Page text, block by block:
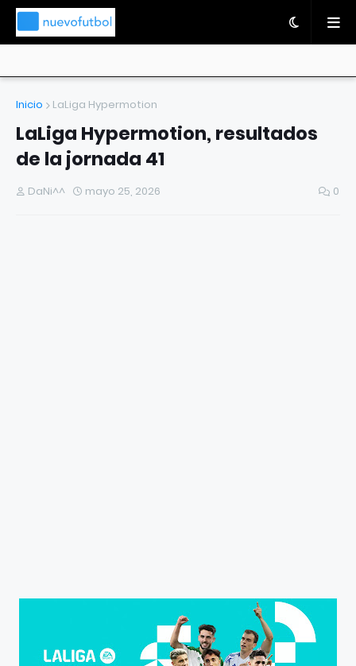
Inicio LaLiga Hypermotion
LaLiga Hypermotion, resultados
de la jornada 41
DaNi^^ mayo 25, 2026 0